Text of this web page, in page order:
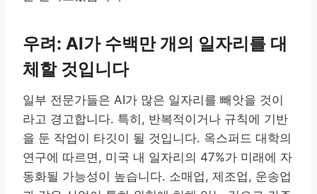
우려: AI가 수백만 개의 일자리를 대
체할 것입니다
일부 전문가들은 AI가 많은 일자리를 빼앗을 것이
라고 경고합니다. 특히, 반복적이거나 규칙에 기반
을 둔 작업이 타깃이 될 것입니다. 옥스퍼드 대학의
연구에 따르면, 미국 내 일자리의 47%가 미래에 자
동화될 가능성이 높습니다. 소매업, 제조업, 운송업